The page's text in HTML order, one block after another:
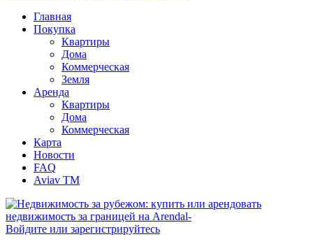
Главная
Покупка
Квартиры
Дома
Коммерческая
Земля
Аренда
Квартиры
Дома
Коммерческая
Карта
Новости
FAQ
Aviav TM
Войдите или зарегистрируйтесь